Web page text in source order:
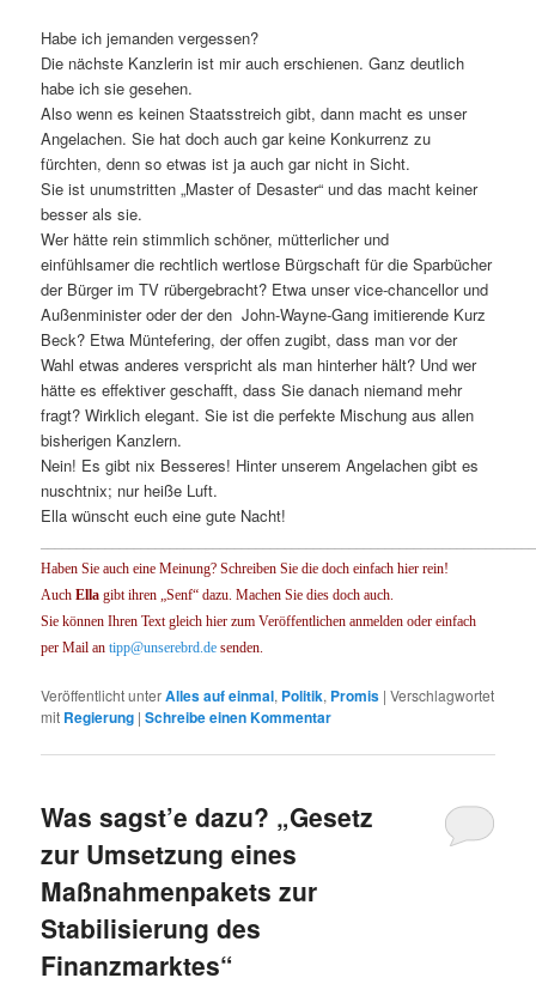
Habe ich jemanden vergessen?
Die nächste Kanzlerin ist mir auch erschienen. Ganz deutlich
habe ich sie gesehen.
Also wenn es keinen Staatsstreich gibt, dann macht es unser
Angelachen. Sie hat doch auch gar keine Konkurrenz zu
fürchten, denn so etwas ist ja auch gar nicht in Sicht.
Sie ist unumstritten „Master of Desaster“ und das macht keiner
besser als sie.
Wer hätte rein stimmlich schöner, mütterlicher und
einfühlsamer die rechtlich wertlose Bürgschaft für die Sparbücher
der Bürger im TV rübergebracht? Etwa unser vice-chancellor und
Außenminister oder der den John-Wayne-Gang imitierende Kurz
Beck? Etwa Müntefering, der offen zugibt, dass man vor der
Wahl etwas anderes verspricht als man hinterher hält? Und wer
hätte es effektiver geschafft, dass Sie danach niemand mehr
fragt? Wirklich elegant. Sie ist die perfekte Mischung aus allen
bisherigen Kanzlern.
Nein! Es gibt nix Besseres! Hinter unserem Angelachen gibt es
nuschtnix; nur heiße Luft.
Ella wünscht euch eine gute Nacht!
Haben Sie auch eine Meinung? Schreiben Sie die doch einfach hier rein!
AuchElla gibt ihren „Senf“ dazu. Machen Sie dies doch auch.
Sie können Ihren Text gleich hier zum Veröffentlichen anmelden oder einfach
per Mail antipp@unserebrd.de senden.
Veröffentlicht unterAlles auf einmal, Politik, Promis |Verschlagwortet
mit Regierung |Schreibe einen Kommentar
Was sagst’e dazu? „Gesetz
zur Umsetzung eines
Maßnahmenpakets zur
Stabilisierung des
Finanzmarktes“